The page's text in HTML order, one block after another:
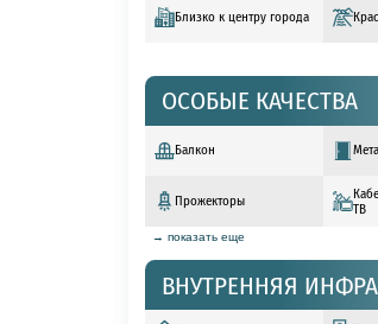
Близко к центру города
ОСОБЫЕ КАЧЕСТВА
Балкон
Прожекторы
ТВ
→ показать еще
ВНУТРЕННЯЯ